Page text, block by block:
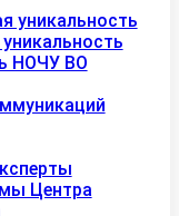
уникальность
НОЧУ ВО
Центра